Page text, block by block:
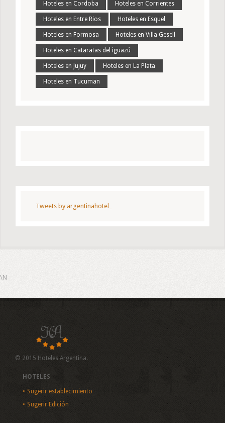
Hoteles en Cordoba Hoteles en Corrientes
Hoteles en Entre Rios Hoteles en Esquel
Hoteles en Formosa Hoteles en Villa Gesell
Hoteles en Cataratas del iguazú
Hoteles en Jujuy Hoteles en La Plata
Hoteles en Tucuman
Tweets by argentinahotel_
\N
© 2015 Hoteles Argentina.
HOTELES
Sugerir establecimiento
Sugerir Edición